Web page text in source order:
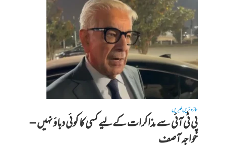
تازہ ترین خبریں
پی ٹی آئی سے مذاکرات کےلیے کسی کا کوئی دباؤ نہیں –
خواجہ آصف